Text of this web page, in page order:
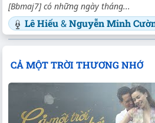
[Bbmaj7] có những ngày tháng...
Lê Hiếu&Nguyễn Minh
CẢ MỘT TRỜI THƯƠNG NHỚ